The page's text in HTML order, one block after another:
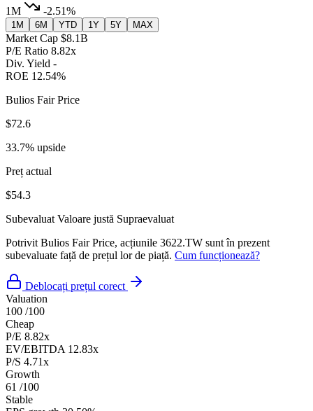
1M
-2.51%
1M 6M YTD 1Y 5Y MAX
Market Cap $8.1B
P/E Ratio 8.82x
Div. Yield -
ROE 12.54%
Bulios Fair Price
$72.6
33.7% upside
Preț actual
$54.3
Subevaluat Valoare justă Supraevaluat
Potrivit Bulios Fair Price, acțiunile 3622.TW sunt în prezent
subevaluate față de prețul lor de piață. Cum funcționează?
Deblocați prețul corect
Valuation
100 /100
Cheap
P/E 8.82x
EV/EBITDA 12.83x
P/S 4.71x
Growth
61 /100
Stable